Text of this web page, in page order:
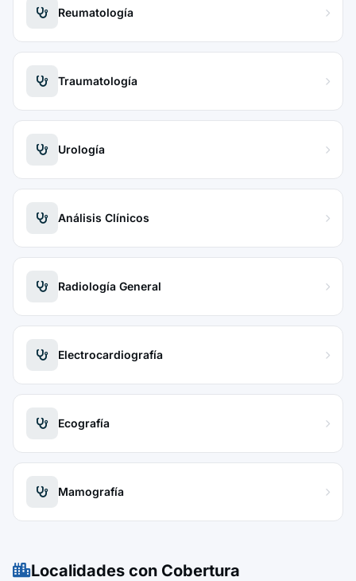
Reumatología
Traumatología
Urología
Análisis Clínicos
Radiología General
Electrocardiografía
Ecografía
Mamografía
Localidades con Cobertura